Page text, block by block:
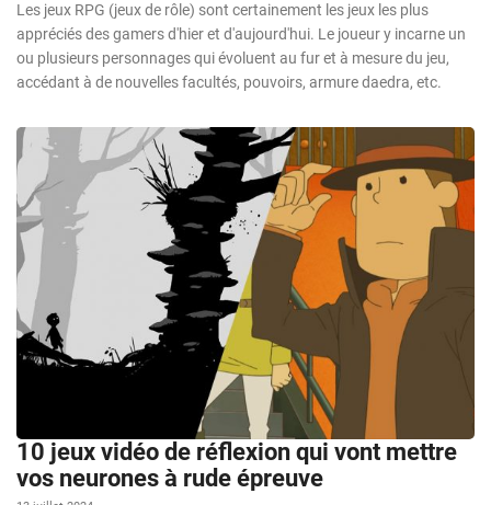
Les jeux RPG (jeux de rôle) sont certainement les jeux les plus
appréciés des gamers d'hier et d'aujourd'hui. Le joueur y incarne un
ou plusieurs personnages qui évoluent au fur et à mesure du jeu,
accédant à de nouvelles facultés, pouvoirs, armure daedra, etc.
10 jeux vidéo de réflexion qui vont mettre
vos neurones à rude épreuve